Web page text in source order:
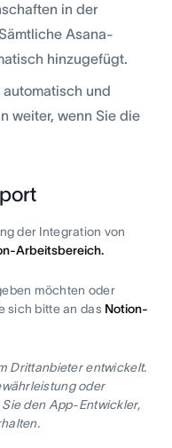
in der
Asana-
hinzugefügt.
und
weiter, wenn Sie die
der Integration von
Arbeitsbereich.
möchten oder
sich bitte an das Notion-
Drittanbieter entwickelt.
oder
den App-Entwickler,